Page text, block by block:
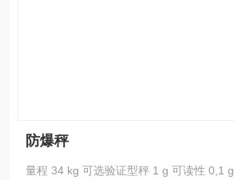
防爆秤
量程 34 kg 可选验证型秤 1 g 可读性 0,1 g